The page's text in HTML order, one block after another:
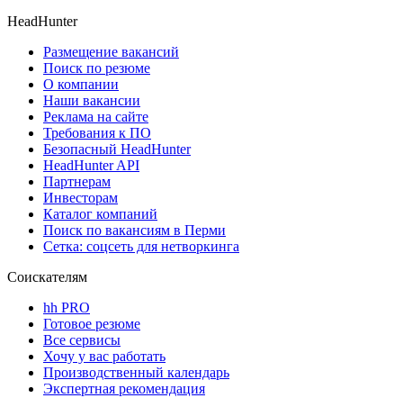
HeadHunter
Размещение вакансий
Поиск по резюме
О компании
Наши вакансии
Реклама на сайте
Требования к ПО
Безопасный HeadHunter
HeadHunter API
Партнерам
Инвесторам
Каталог компаний
Поиск по вакансиям в Перми
Сетка: соцсеть для нетворкинга
Соискателям
hh PRO
Готовое резюме
Все сервисы
Хочу у вас работать
Производственный календарь
Экспертная рекомендация